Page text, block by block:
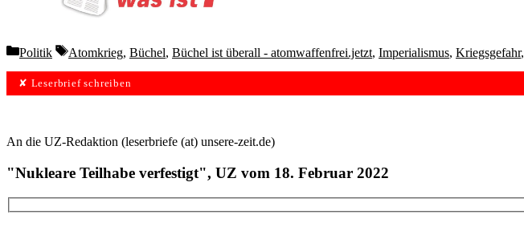
Categories
Politik Tags
Atomkrieg, Büchel, Büchel ist überall - atomwaffenfrei.jetzt, Imperialismus, Kriegsgefahr,
✘ Leserbrief schreiben
An die UZ-Redaktion (leserbriefe (at) unsere-zeit.de)
"Nukleare Teilhabe verfestigt", UZ vom 18. Februar 2022